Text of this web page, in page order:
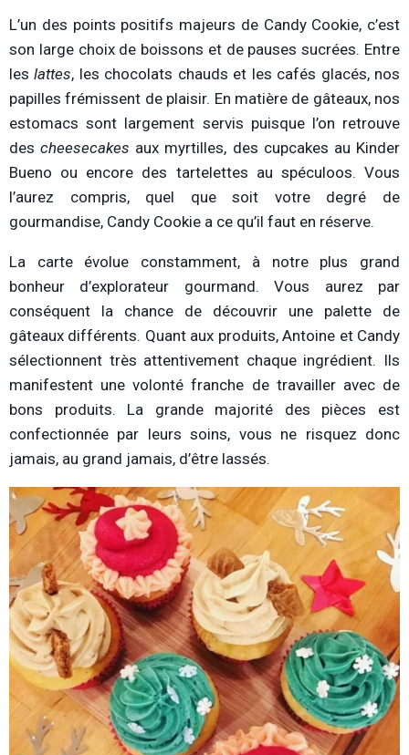
L’un des points positifs majeurs de Candy Cookie, c’est
son large choix de boissons et de pauses sucrées. Entre
leslattes, les chocolats chauds et les cafés glacés, nos
papilles frémissent de plaisir. En matière de gâteaux, nos
estomacs sont largement servis puisque l’on retrouve
descheesecakes aux myrtilles, des cupcakes au Kinder
Bueno ou encore des tartelettes au spéculoos. Vous
l’aurez compris, quel que soit votre degré de
gourmandise, Candy Cookie a ce qu’il faut en réserve.
La carte évolue constamment, à notre plus grand
bonheur d’explorateur gourmand. Vous aurez par
conséquent la chance de découvrir une palette de
gâteaux différents. Quant aux produits, Antoine et Candy
sélectionnent très attentivement chaque ingrédient. Ils
manifestent une volonté franche de travailler avec de
bons produits. La grande majorité des pièces est
confectionnée par leurs soins, vous ne risquez donc
jamais, au grand jamais, d’être lassés.